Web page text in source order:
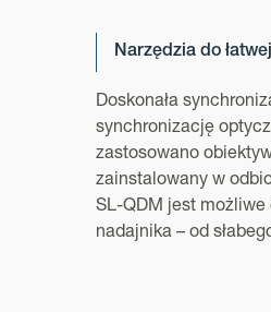
Narzędzia do
Doskonała
synchronizację
zastosowano
zainstalowany w
SL-QDM jest możliwe
nadajnika – od